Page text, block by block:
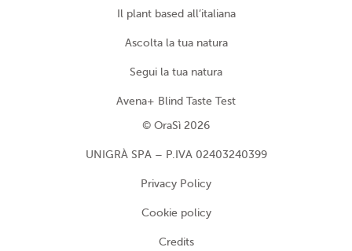
Il plant based all’italiana
Ascolta la tua natura
Segui la tua natura
Avena+ Blind Taste Test
© OraSì 2026
UNIGRÀ SPA – P.IVA 02403240399
Privacy Policy
Cookie policy
Credits